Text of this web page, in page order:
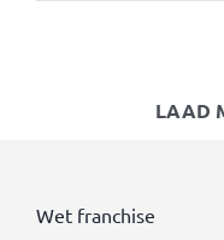
LAAD
Wet franchise